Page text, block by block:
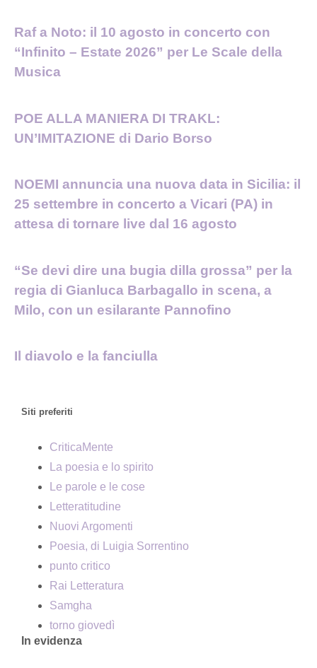
Raf a Noto: il 10 agosto in concerto con
“Infinito – Estate 2026” per Le Scale della
Musica
POE ALLA MANIERA DI TRAKL:
UN’IMITAZIONE di Dario Borso
NOEMI annuncia una nuova data in Sicilia: il
25 settembre in concerto a Vicari (PA) in
attesa di tornare live dal 16 agosto
“Se devi dire una bugia dilla grossa” per la
regia di Gianluca Barbagallo in scena, a
Milo, con un esilarante Pannofino
Il diavolo e la fanciulla
Siti preferiti
CriticaMente
La poesia e lo spirito
Le parole e le cose
Letteratitudine
Nuovi Argomenti
Poesia, di Luigia Sorrentino
punto critico
Rai Letteratura
Samgha
torno giovedì
In evidenza